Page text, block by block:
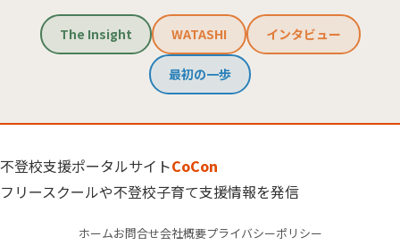
The Insight WATASHI インタビュー
最初の一歩
不登校支援ポータルサイトCoCon
フリースクールや不登校子育て支援情報を発信
ホームお問合せ会社概要プライバシーポリシー